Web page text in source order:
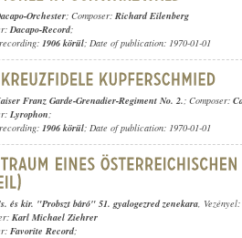
Orchester; Composer: Richard Eilenberg
Dacapo-Record;
1906 körül; Date of publication: 1970-01-01
Franz Garde-Grenadier-Regiment No. 2.; Composer:
Lyrophon;
1906 körül; Date of publication: 1970-01-01
és kir. "Probszt báró" 51. gyalogezred zenekara, Vezényel:
Karl Michael Ziehrer
Favorite Record;